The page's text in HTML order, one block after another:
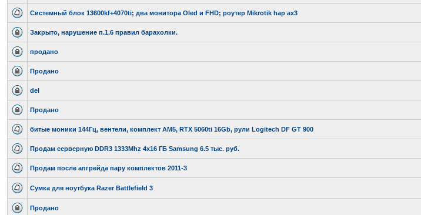
Системный блок 13600kf+4070ti; два монитора Oled и FHD; роутер Mikrotik hap ax3
Закрыто, нарушение п.1.6 правил барахолки.
продано
Продано
del
Продано
битые моники 144Гц, вентели, комплект АМ5, RTX 5060ti 16Gb, рули Logitech DF GT 900
Продам серверную DDR3 1333Mhz 4x16 ГБ Samsung 6.5 тыс. руб.
Продам после апгрейда пару комплектов 2011-3
Сумка для ноутбука Razer Battlefield 3
Продано